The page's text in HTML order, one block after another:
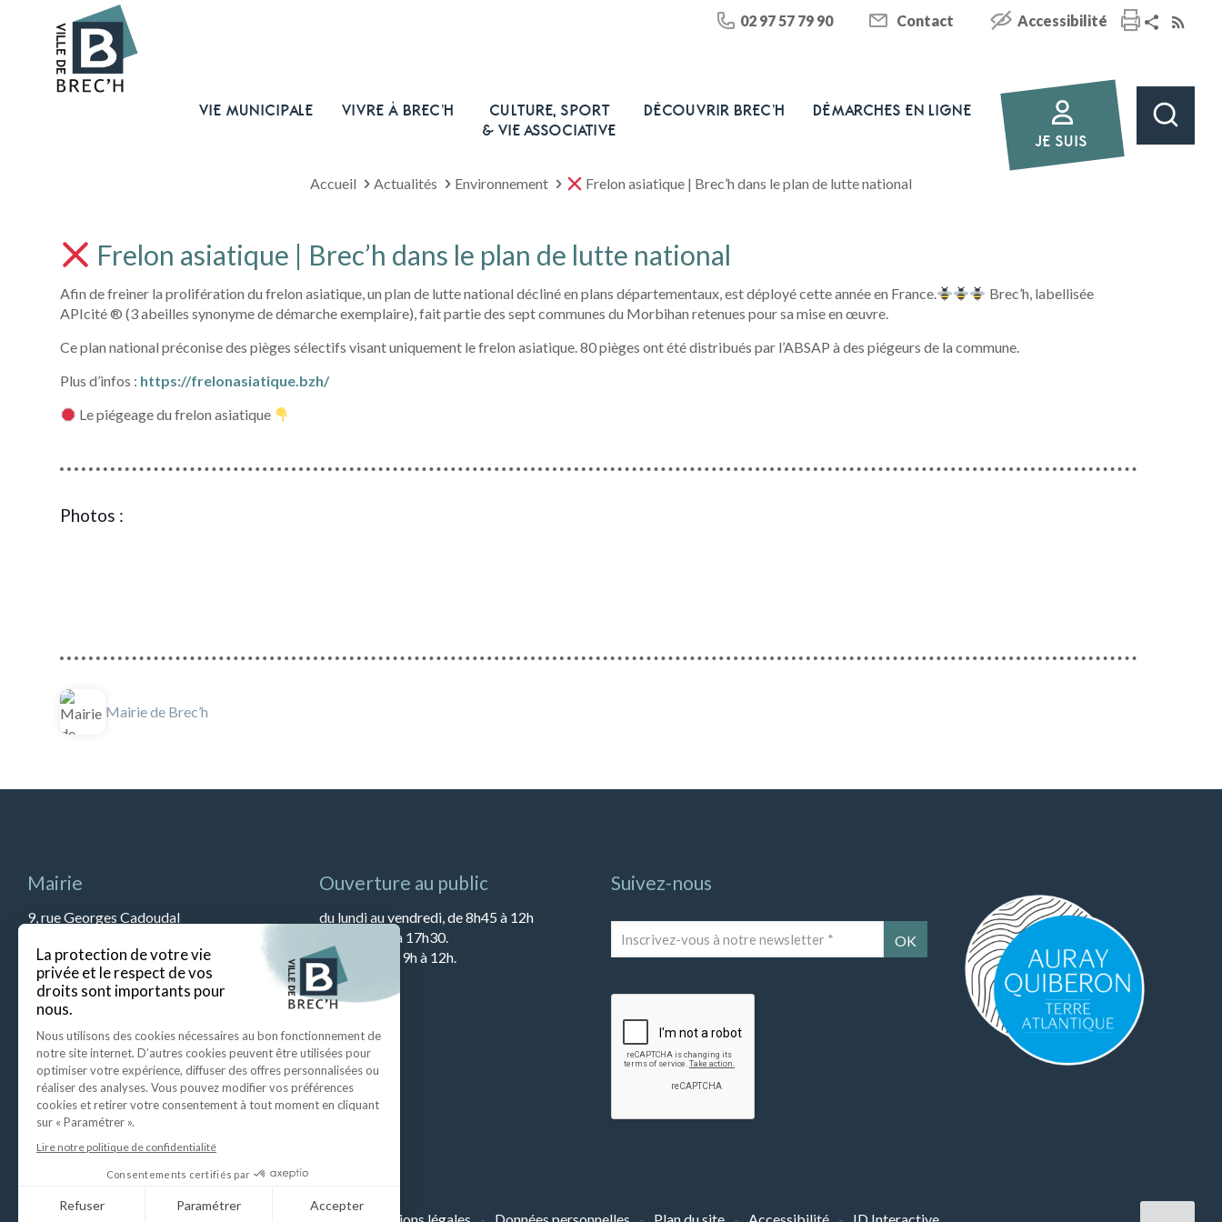
02 97 57 79 90 Contact Accessibilité
VIE MUNICIPALE VIVRE À BREC’H
CULTURE, SPORT
& VIE ASSOCIATIVE
DÉCOUVRIR BREC’H
DÉMARCHES EN LIGNE
JE SUIS
Accueil Actualités Environnement Frelon asiatique | Brec’h dans le plan de lutte national
Frelon asiatique | Brec’h dans le plan de lutte national
Afin de freiner la prolifération du frelon asiatique, un plan de lutte national décliné en plans départementaux, est déployé cette année en France.
Brec’h, labellisée
APIcité ® (3 abeilles synonyme de démarche exemplaire), fait partie des sept communes du Morbihan retenues pour sa mise en œuvre.
Ce plan national préconise des pièges sélectifs visant uniquement le frelon asiatique. 80 pièges ont été distribués par l’ABSAP à des piégeurs de la commune.
Plus d’infos : https://frelonasiatique.bzh/
Le piégeage du frelon asiatique
Photos :
Mairie de Brec’h
Mairie
9, rue Georges Cadoudal
Tél : 02 97 57 79 90
Fax : 02 97 57 52 67
Ouverture au public
du lundi au vendredi, de 8h45 à 12h
et de 13h45 à 17h30.
Le samedi de 9h à 12h.
Suivez-nous
vous
newsletter